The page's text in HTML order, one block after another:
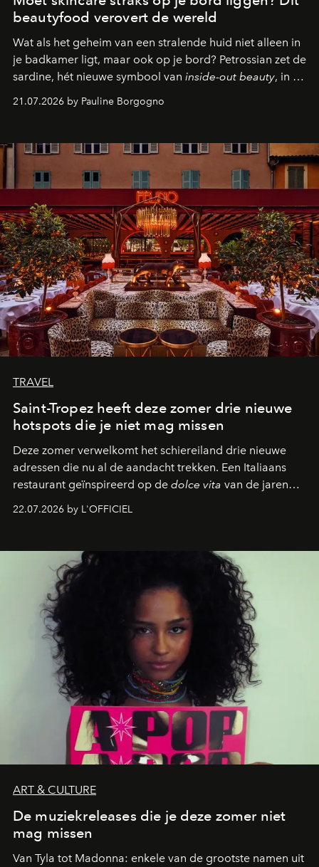
beautyfood verovert de wereld
Wat als het geheim van een stralende huid niet alleen in
je badkamer ligt, maar ook op je bord? Petrossian zet de
sardine, hét nieuwe symbool van inside-out beauty, in de
kijker met twee gastronomische creaties.
21.07.2026 by Pauline Borgogno
TRAVEL
Saint-Tropez heeft deze zomer drie nieuwe
hotspots die je niet mag missen
Deze zomer verwelkomt het schiereiland drie nieuwe
adressen die nu al de aandacht trekken. Een Italiaans
restaurant geïnspireerd op de dolce vita van de jaren
zestig, een Japanse hotspot die na zonsondergang
verandert in een bruisende ontmoetingsplek en de
neerstrijkt in Saint-Tropez. Dit zijn de nieuwe adressen
die deze zomer de toon zetten, van lange lunches tot
zwoele nachten.
22.07.2026 by L'OFFICIEL
ART & CULTURE
De muziekreleases die je deze zomer niet
mag missen
Van Tyla tot Madonna: enkele van de grootste namen uit